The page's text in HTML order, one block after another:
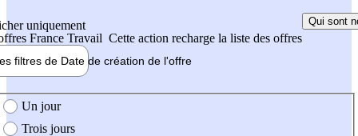
uniquement
France Travail Cette action recharge la liste des offres
Qui sont
filtres de Date de création de l'offre
création de l'offre
Un jour
Trois jours